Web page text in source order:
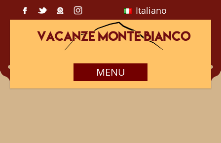
Italiano
MENU